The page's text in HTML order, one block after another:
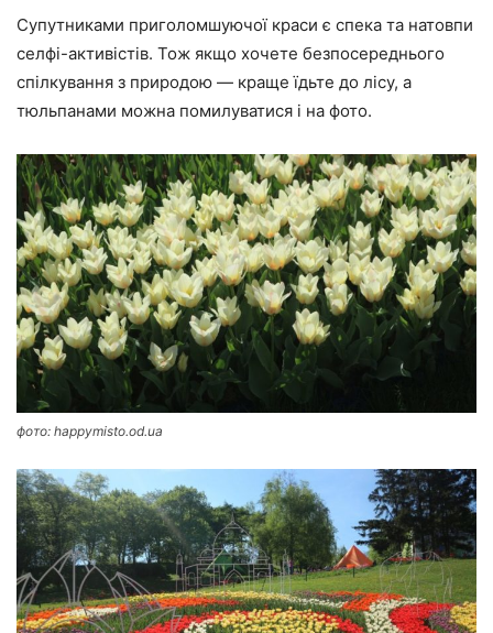
Супутниками приголомшуючої краси є спека та натовпи
селфі-активістів. Тож якщо хочете безпосереднього
спілкування з природою — краще їдьте до лісу, а
тюльпанами можна помилуватися і на фото.
фото: happymisto.od.ua